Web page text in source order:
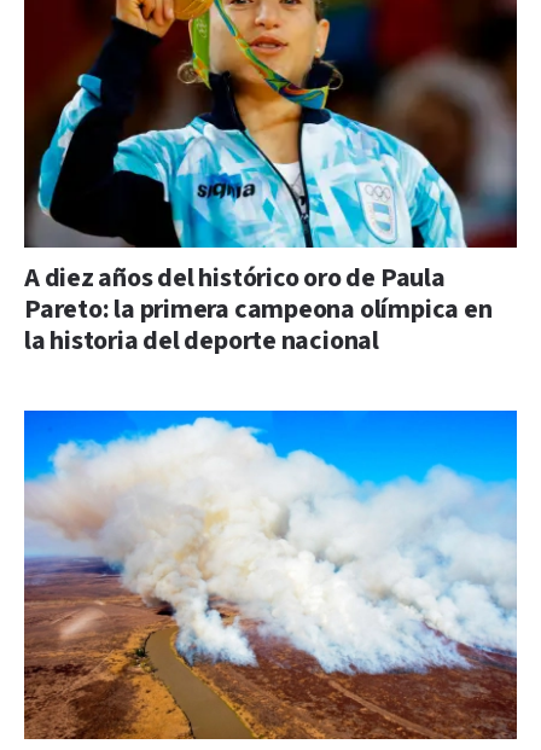
A diez años del histórico oro de Paula
Pareto: la primera campeona olímpica en
la historia del deporte nacional